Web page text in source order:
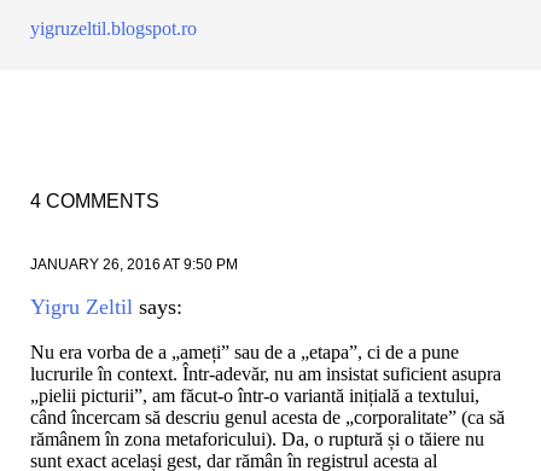
yigruzeltil.blogspot.ro
4 COMMENTS
JANUARY 26, 2016 AT 9:50 PM
Yigru Zeltil says:
Nu era vorba de a „ameți” sau de a „etapa”, ci de a pune
lucrurile în context. Într-adevăr, nu am insistat suficient asupra
„pielii picturii”, am făcut-o într-o variantă inițială a textului,
când încercam să descriu genul acesta de „corporalitate” (ca să
rămânem în zona metaforicului). Da, o ruptură și o tăiere nu
sunt exact același gest, dar rămân în registrul acesta al